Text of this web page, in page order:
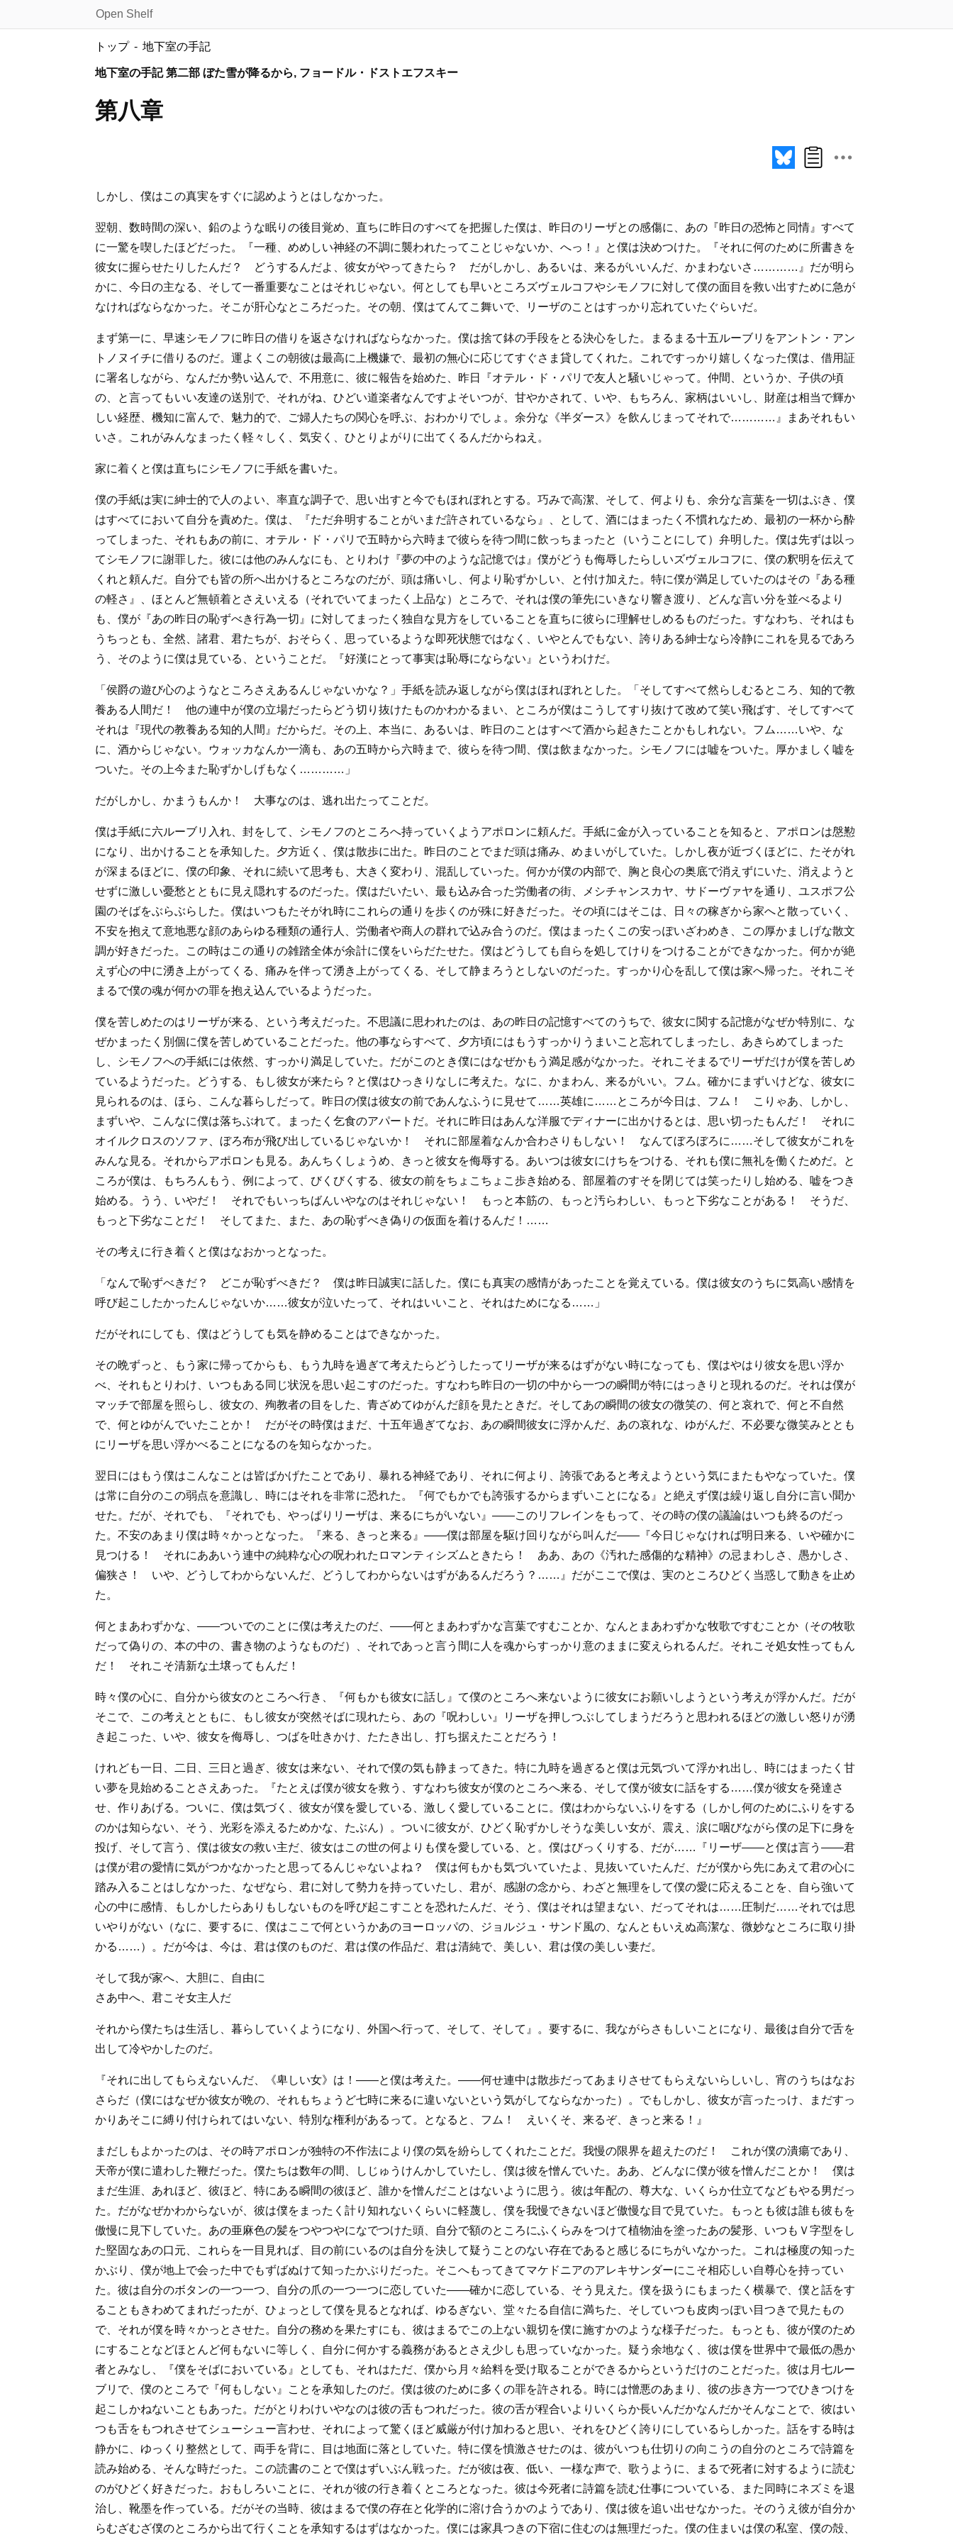
Open Shelf
トップ 地下室の手記
地下室の手記 第二部 ぼた雪が降るから, フョードル・ドストエフスキー
第八章
しかし、僕はこの真実をすぐに認めようとはしなかった。
翌朝、数時間の深い、鉛のような眠りの後目覚め、直ちに昨日のすべてを把握した僕は、昨日のリーザとの感傷に、あの『昨日の恐怖と同情』すべて
に一驚を喫したほどだった。『一種、めめしい神経の不調に襲われたってことじゃないか、へっ！』と僕は決めつけた。『それに何のために所書きを
彼女に握らせたりしたんだ？ どうするんだよ、彼女がやってきたら？ だがしかし、あるいは、来るがいいんだ、かまわないさ…………』だが明ら
かに、今日の主なる、そして一番重要なことはそれじゃない。何としても早いところズヴェルコフやシモノフに対して僕の面目を救い出すために急が
なければならなかった。そこが肝心なところだった。その朝、僕はてんてこ舞いで、リーザのことはすっかり忘れていたぐらいだ。
まず第一に、早速シモノフに昨日の借りを返さなければならなかった。僕は捨て鉢の手段をとる決心をした。まるまる十五ルーブリをアントン・アン
トノヌイチに借りるのだ。運よくこの朝彼は最高に上機嫌で、最初の無心に応じてすぐさま貸してくれた。これですっかり嬉しくなった僕は、借用証
に署名しながら、なんだか勢い込んで、不用意に、彼に報告を始めた、昨日『オテル・ド・パリで友人と騒いじゃって。仲間、というか、子供の頃
の、と言ってもいい友達の送別で、それがね、ひどい道楽者なんですよそいつが、甘やかされて、いや、もちろん、家柄はいいし、財産は相当で輝か
しい経歴、機知に富んで、魅力的で、ご婦人たちの関心を呼ぶ、おわかりでしょ。余分な《半ダース》を飲んじまってそれで…………』まあそれもい
いさ。これがみんなまったく軽々しく、気安く、ひとりよがりに出てくるんだからねえ。
家に着くと僕は直ちにシモノフに手紙を書いた。
僕の手紙は実に紳士的で人のよい、率直な調子で、思い出すと今でもほれぼれとする。巧みで高潔、そして、何よりも、余分な言葉を一切はぶき、僕
はすべてにおいて自分を責めた。僕は、『ただ弁明することがいまだ許されているなら』、として、酒にはまったく不慣れなため、最初の一杯から酔
ってしまった、それもあの前に、オテル・ド・パリで五時から六時まで彼らを待つ間に飲っちまったと（いうことにして）弁明した。僕は先ずは以っ
てシモノフに謝罪した。彼には他のみんなにも、とりわけ『夢の中のような記憶では』僕がどうも侮辱したらしいズヴェルコフに、僕の釈明を伝えて
くれと頼んだ。自分でも皆の所へ出かけるところなのだが、頭は痛いし、何より恥ずかしい、と付け加えた。特に僕が満足していたのはその『ある種
の軽さ』、ほとんど無頓着とさえいえる（それでいてまったく上品な）ところで、それは僕の筆先にいきなり響き渡り、どんな言い分を並べるより
も、僕が『あの昨日の恥ずべき行為一切』に対してまったく独自な見方をしていることを直ちに彼らに理解せしめるものだった。すなわち、それはも
うちっとも、全然、諸君、君たちが、おそらく、思っているような即死状態ではなく、いやとんでもない、誇りある紳士なら冷静にこれを見るであろ
う、そのように僕は見ている、ということだ。『好漢にとって事実は恥辱にならない』というわけだ。
「侯爵の遊び心のようなところさえあるんじゃないかな？」手紙を読み返しながら僕はほれぼれとした。「そしてすべて然らしむるところ、知的で教
養ある人間だ！ 他の連中が僕の立場だったらどう切り抜けたものかわかるまい、ところが僕はこうしてすり抜けて改めて笑い飛ばす、そしてすべて
それは『現代の教養ある知的人間』だからだ。その上、本当に、あるいは、昨日のことはすべて酒から起きたことかもしれない。フム……いや、な
に、酒からじゃない。ウォッカなんか一滴も、あの五時から六時まで、彼らを待つ間、僕は飲まなかった。シモノフには嘘をついた。厚かましく嘘を
ついた。その上今また恥ずかしげもなく…………」
だがしかし、かまうもんか！ 大事なのは、逃れ出たってことだ。
僕は手紙に六ルーブリ入れ、封をして、シモノフのところへ持っていくようアポロンに頼んだ。手紙に金が入っていることを知ると、アポロンは慇懃
になり、出かけることを承知した。夕方近く、僕は散歩に出た。昨日のことでまだ頭は痛み、めまいがしていた。しかし夜が近づくほどに、たそがれ
が深まるほどに、僕の印象、それに続いて思考も、大きく変わり、混乱していった。何かが僕の内部で、胸と良心の奥底で消えずにいた、消えようと
せずに激しい憂愁とともに見え隠れするのだった。僕はだいたい、最も込み合った労働者の街、メシチャンスカヤ、サドーヴァヤを通り、ユスポフ公
園のそばをぶらぶらした。僕はいつもたそがれ時にこれらの通りを歩くのが殊に好きだった。その頃にはそこは、日々の稼ぎから家へと散っていく、
不安を抱えて意地悪な顔のあらゆる種類の通行人、労働者や商人の群れで込み合うのだ。僕はまったくこの安っぽいざわめき、この厚かましげな散文
調が好きだった。この時はこの通りの雑踏全体が余計に僕をいらだたせた。僕はどうしても自らを処してけりをつけることができなかった。何かが絶
えず心の中に湧き上がってくる、痛みを伴って湧き上がってくる、そして静まろうとしないのだった。すっかり心を乱して僕は家へ帰った。それこそ
まるで僕の魂が何かの罪を抱え込んでいるようだった。
僕を苦しめたのはリーザが来る、という考えだった。不思議に思われたのは、あの昨日の記憶すべてのうちで、彼女に関する記憶がなぜか特別に、な
ぜかまったく別個に僕を苦しめていることだった。他の事ならすべて、夕方頃にはもうすっかりうまいこと忘れてしまったし、あきらめてしまった
し、シモノフへの手紙には依然、すっかり満足していた。だがこのとき僕にはなぜかもう満足感がなかった。それこそまるでリーザだけが僕を苦しめ
ているようだった。どうする、もし彼女が来たら？と僕はひっきりなしに考えた。なに、かまわん、来るがいい。フム。確かにまずいけどな、彼女に
見られるのは、ほら、こんな暮らしだって。昨日の僕は彼女の前であんなふうに見せて……英雄に……ところが今日は、フム！ こりゃあ、しかし、
まずいや、こんなに僕は落ちぶれて。まったく乞食のアパートだ。それに昨日はあんな洋服でディナーに出かけるとは、思い切ったもんだ！ それに
オイルクロスのソファ、ぼろ布が飛び出しているじゃないか！ それに部屋着なんか合わさりもしない！ なんてぼろぼろに……そして彼女がこれを
みんな見る。それからアポロンも見る。あんちくしょうめ、きっと彼女を侮辱する。あいつは彼女にけちをつける、それも僕に無礼を働くためだ。と
ころが僕は、もちろんもう、例によって、びくびくする、彼女の前をちょこちょこ歩き始める、部屋着のすそを閉じては笑ったりし始める、嘘をつき
始める。うう、いやだ！ それでもいっちばんいやなのはそれじゃない！ もっと本筋の、もっと汚らわしい、もっと下劣なことがある！ そうだ、
もっと下劣なことだ！ そしてまた、また、あの恥ずべき偽りの仮面を着けるんだ！……
その考えに行き着くと僕はなおかっとなった。
「なんで恥ずべきだ？ どこが恥ずべきだ？ 僕は昨日誠実に話した。僕にも真実の感情があったことを覚えている。僕は彼女のうちに気高い感情を
呼び起こしたかったんじゃないか……彼女が泣いたって、それはいいこと、それはためになる……」
だがそれにしても、僕はどうしても気を静めることはできなかった。
その晩ずっと、もう家に帰ってからも、もう九時を過ぎて考えたらどうしたってリーザが来るはずがない時になっても、僕はやはり彼女を思い浮か
べ、それもとりわけ、いつもある同じ状況を思い起こすのだった。すなわち昨日の一切の中から一つの瞬間が特にはっきりと現れるのだ。それは僕が
マッチで部屋を照らし、彼女の、殉教者の目をした、青ざめてゆがんだ顔を見たときだ。そしてあの瞬間の彼女の微笑の、何と哀れで、何と不自然
で、何とゆがんでいたことか！ だがその時僕はまだ、十五年過ぎてなお、あの瞬間彼女に浮かんだ、あの哀れな、ゆがんだ、不必要な微笑みととも
にリーザを思い浮かべることになるのを知らなかった。
翌日にはもう僕はこんなことは皆ばかげたことであり、暴れる神経であり、それに何より、誇張であると考えようという気にまたもやなっていた。僕
は常に自分のこの弱点を意識し、時にはそれを非常に恐れた。『何でもかでも誇張するからまずいことになる』と絶えず僕は繰り返し自分に言い聞か
せた。だが、それでも、『それでも、やっぱりリーザは、来るにちがいない』――このリフレインをもって、その時の僕の議論はいつも終るのだっ
た。不安のあまり僕は時々かっとなった。『来る、きっと来る』――僕は部屋を駆け回りながら叫んだ――『今日じゃなければ明日来る、いや確かに
見つける！ それにああいう連中の純粋な心の呪われたロマンティシズムときたら！ ああ、あの《汚れた感傷的な精神》の忌まわしさ、愚かしさ、
偏狭さ！ いや、どうしてわからないんだ、どうしてわからないはずがあるんだろう？……』だがここで僕は、実のところひどく当惑して動きを止め
た。
何とまあわずかな、――ついでのことに僕は考えたのだ、――何とまあわずかな言葉ですむことか、なんとまあわずかな牧歌ですむことか（その牧歌
だって偽りの、本の中の、書き物のようなものだ）、それであっと言う間に人を魂からすっかり意のままに変えられるんだ。それこそ処女性ってもん
だ！ それこそ清新な土壌ってもんだ！
時々僕の心に、自分から彼女のところへ行き、『何もかも彼女に話し』て僕のところへ来ないように彼女にお願いしようという考えが浮かんだ。だが
そこで、この考えとともに、もし彼女が突然そばに現れたら、あの『呪わしい』リーザを押しつぶしてしまうだろうと思われるほどの激しい怒りが湧
き起こった、いや、彼女を侮辱し、つばを吐きかけ、たたき出し、打ち据えたことだろう！
けれども一日、二日、三日と過ぎ、彼女は来ない、それで僕の気も静まってきた。特に九時を過ぎると僕は元気づいて浮かれ出し、時にはまったく甘
い夢を見始めることさえあった。『たとえば僕が彼女を救う、すなわち彼女が僕のところへ来る、そして僕が彼女に話をする……僕が彼女を発達さ
せ、作りあげる。ついに、僕は気づく、彼女が僕を愛している、激しく愛していることに。僕はわからないふりをする（しかし何のためにふりをする
のかは知らない、そう、光彩を添えるためかな、たぶん）。ついに彼女が、ひどく恥ずかしそうな美しい女が、震え、涙に咽びながら僕の足下に身を
投げ、そして言う、僕は彼女の救い主だ、彼女はこの世の何よりも僕を愛している、と。僕はびっくりする、だが……『リーザ――と僕は言う――君
は僕が君の愛情に気がつかなかったと思ってるんじゃないよね？ 僕は何もかも気づいていたよ、見抜いていたんだ、だが僕から先にあえて君の心に
踏み入ることはしなかった、なぜなら、君に対して勢力を持っていたし、君が、感謝の念から、わざと無理をして僕の愛に応えることを、自ら強いて
心の中に感情、もしかしたらありもしないものを呼び起こすことを恐れたんだ、そう、僕はそれは望まない、だってそれは……圧制だ……それでは思
いやりがない（なに、要するに、僕はここで何というかあのヨーロッパの、ジョルジュ・サンド風の、なんともいえぬ高潔な、微妙なところに取り掛
かる……）。だが今は、今は、君は僕のものだ、君は僕の作品だ、君は清純で、美しい、君は僕の美しい妻だ。
そして我が家へ、大胆に、自由に
さあ中へ、君こそ女主人だ
それから僕たちは生活し、暮らしていくようになり、外国へ行って、そして、そして』。要するに、我ながらさもしいことになり、最後は自分で舌を
出して冷やかしたのだ。
『それに出してもらえないんだ、《卑しい女》は！――と僕は考えた。――何せ連中は散歩だってあまりさせてもらえないらしいし、宵のうちはなお
さらだ（僕にはなぜか彼女が晩の、それもちょうど七時に来るに違いないという気がしてならなかった）。でもしかし、彼女が言ったっけ、まだすっ
かりあそこに縛り付けられてはいない、特別な権利があるって。となると、フム！ えいくそ、来るぞ、きっと来る！』
まだしもよかったのは、その時アポロンが独特の不作法により僕の気を紛らしてくれたことだ。我慢の限界を超えたのだ！ これが僕の潰瘍であり、
天帝が僕に遣わした鞭だった。僕たちは数年の間、しじゅうけんかしていたし、僕は彼を憎んでいた。ああ、どんなに僕が彼を憎んだことか！ 僕は
まだ生涯、あれほど、彼ほど、特にある瞬間の彼ほど、誰かを憎んだことはないように思う。彼は年配の、尊大な、いくらか仕立てなどもやる男だっ
た。だがなぜかわからないが、彼は僕をまったく計り知れないくらいに軽蔑し、僕を我慢できないほど傲慢な目で見ていた。もっとも彼は誰も彼もを
傲慢に見下していた。あの亜麻色の髪をつやつやになでつけた頭、自分で額のところにふくらみをつけて植物油を塗ったあの髪形、いつもＶ字型をし
た堅固なあの口元、これらを一目見れば、目の前にいるのは自分を決して疑うことのない存在であると感じるにちがいなかった。これは極度の知った
かぶり、僕が地上で会った中でもずばぬけて知ったかぶりだった。そこへもってきてマケドニアのアレキサンダーにこそ相応しい自尊心を持ってい
た。彼は自分のボタンの一つ一つ、自分の爪の一つ一つに恋していた――確かに恋している、そう見えた。僕を扱うにもまったく横暴で、僕と話をす
ることもきわめてまれだったが、ひょっとして僕を見るとなれば、ゆるぎない、堂々たる自信に満ちた、そしていつも皮肉っぽい目つきで見たもの
で、それが僕を時々かっとさせた。自分の務めを果たすにも、彼はまるでこの上ない親切を僕に施すかのような様子だった。もっとも、彼が僕のため
にすることなどほとんど何もないに等しく、自分に何かする義務があるとさえ少しも思っていなかった。疑う余地なく、彼は僕を世界中で最低の愚か
者とみなし、『僕をそばにおいている』としても、それはただ、僕から月々給料を受け取ることができるからというだけのことだった。彼は月七ルー
ブリで、僕のところで『何もしない』ことを承知したのだ。僕は彼のために多くの罪を許される。時には憎悪のあまり、彼の歩き方一つでひきつけを
起こしかねないこともあった。だがとりわけいやなのは彼の舌もつれだった。彼の舌が程合いよりいくらか長いんだかなんだかそんなことで、彼はい
つも舌をもつれさせてシューシュー言わせ、それによって驚くほど威厳が付け加わると思い、それをひどく誇りにしているらしかった。話をする時は
静かに、ゆっくり整然として、両手を背に、目は地面に落としていた。特に僕を憤激させたのは、彼がいつも仕切りの向こうの自分のところで詩篇を
読み始める、そんな時だった。この読書のことで僕はずいぶん戦った。だが彼は夜、低い、一様な声で、歌うように、まるで死者に対するように読む
のがひどく好きだった。おもしろいことに、それが彼の行き着くところとなった。彼は今死者に詩篇を読む仕事についている、また同時にネズミを退
治し、靴墨を作っている。だがその当時、彼はまるで僕の存在と化学的に溶け合うかのようであり、僕は彼を追い出せなかった。そのうえ彼が自分か
らむざむざ僕のところから出て行くことを承知するはずはなかった。僕には家具つきの下宿に住むのは無理だった。僕の住まいは僕の私室、僕の殻、